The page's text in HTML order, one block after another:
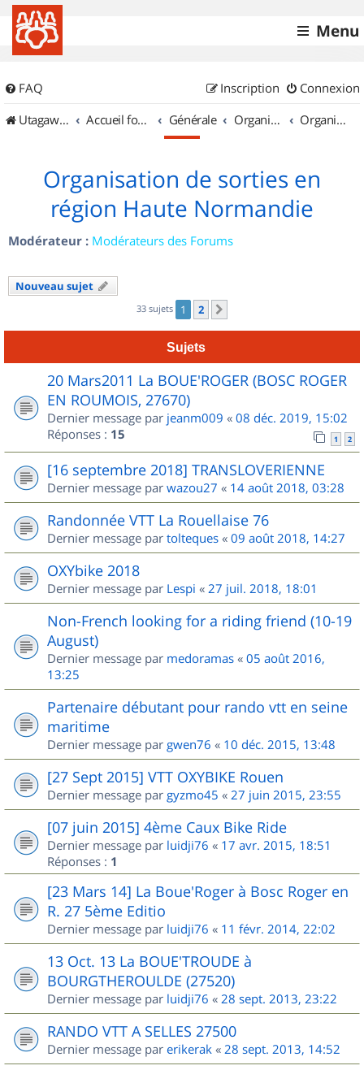
Menu
FAQ Connexion
Inscription
UtagawaVTT (Randos VTT et VTTAE avec traces GPS)
Accueil forum Générale Organisation de sorties & Recherche de partenaires Organisation de sorties en région Haute Normandie
Organisation de sorties en
région Haute Normandie
Modérateur : Modérateurs des Forums
Nouveau sujet
33 sujets 1 2
Sujets
20 Mars2011 La BOUE'ROGER (BOSC ROGER
EN ROUMOIS, 27670)
Dernier message par jeanm009 « 08 déc. 2019, 15:02
Réponses : 15 1 2
[16 septembre 2018] TRANSLOVERIENNE
Dernier message par wazou27 « 14 août 2018, 03:28
Randonnée VTT La Rouellaise 76
Dernier message par tolteques « 09 août 2018, 14:27
OXYbike 2018
Dernier message par Lespi « 27 juil. 2018, 18:01
Non-French looking for a riding friend (10-19
August)
Dernier message par medoramas « 05 août 2016,
13:25
Partenaire débutant pour rando vtt en seine
maritime
Dernier message par gwen76 « 10 déc. 2015, 13:48
[27 Sept 2015] VTT OXYBIKE Rouen
Dernier message par gyzmo45 « 27 juin 2015, 23:55
[07 juin 2015] 4ème Caux Bike Ride
Dernier message par luidji76 « 17 avr. 2015, 18:51
Réponses : 1
[23 Mars 14] La Boue'Roger à Bosc Roger en
R. 27 5ème Editio
Dernier message par luidji76 « 11 févr. 2014, 22:02
13 Oct. 13 La BOUE'TROUDE à
BOURGTHEROULDE (27520)
Dernier message par luidji76 « 28 sept. 2013, 23:22
RANDO VTT A SELLES 27500
Dernier message par erikerak « 28 sept. 2013, 14:52